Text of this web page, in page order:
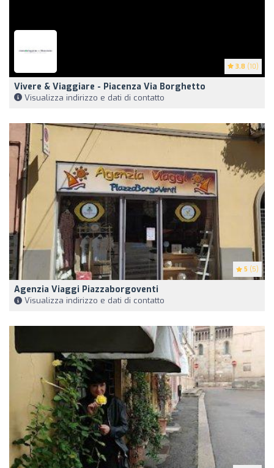
3.8 (10)
Vivere & Viaggiare - Piacenza Via Borghetto
Visualizza indirizzo e dati di contatto
5 (5)
Agenzia Viaggi Piazzaborgoventi
Visualizza indirizzo e dati di contatto